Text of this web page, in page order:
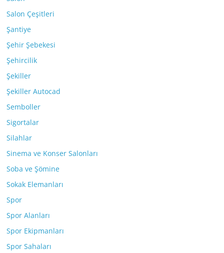
Salon Çeşitleri
Şantiye
Şehir Şebekesi
Şehircilik
Şekiller
Şekiller Autocad
Semboller
Sigortalar
Silahlar
Sinema ve Konser Salonları
Soba ve Şömine
Sokak Elemanları
Spor
Spor Alanları
Spor Ekipmanları
Spor Sahaları